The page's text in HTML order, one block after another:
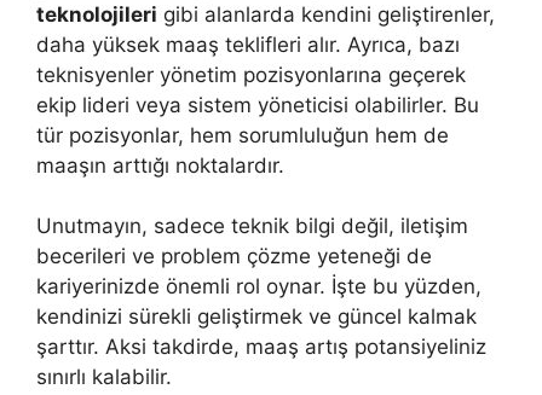
teknolojileri gibi alanlarda kendini geliştirenler,
daha yüksek maaş teklifleri alır. Ayrıca, bazı
teknisyenler yönetim pozisyonlarına geçerek
ekip lideri veya sistem yöneticisi olabilirler. Bu
tür pozisyonlar, hem sorumluluğun hem de
maaşın arttığı noktalardır.
Unutmayın, sadece teknik bilgi değil, iletişim
becerileri ve problem çözme yeteneği de
kariyerinizde önemli rol oynar. İşte bu yüzden,
kendinizi sürekli geliştirmek ve güncel kalmak
şarttır. Aksi takdirde, maaş artış potansiyeliniz
sınırlı kalabilir.